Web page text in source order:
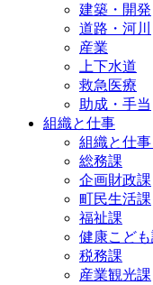
建築・開発
道路・河川
産業
上下水道
救急医療
助成・手当
組織と仕事
組織と仕
総務課
企画財政課
町民生活課
福祉課
健康こど
税務課
産業観光課